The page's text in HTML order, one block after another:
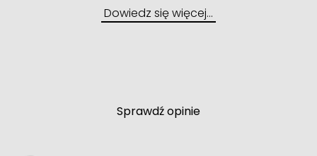
Dowiedz się więcej…
Sprawdź opinie